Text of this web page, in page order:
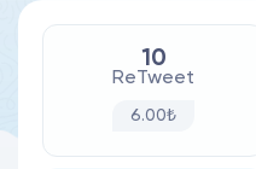
10
ReTweet
6.00₺